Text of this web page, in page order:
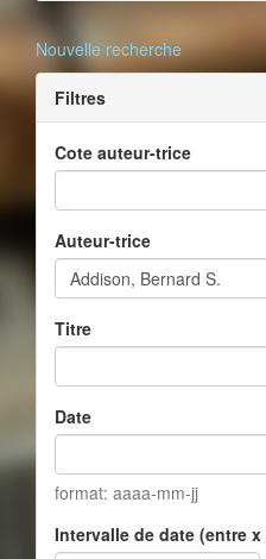
Nouvelle recherche
Filtres
Cote auteur-trice
Auteur-trice
Titre
Date
format: aaaa-mm-jj
Intervalle de date (entre x